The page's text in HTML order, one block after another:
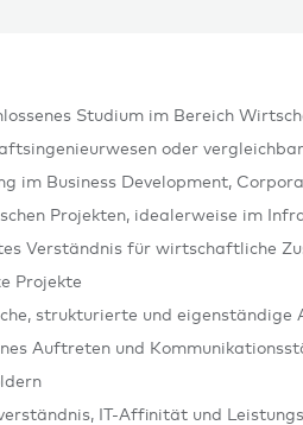
Studium im Bereich
oder vergleichbar
im Business Development,
Projekten, idealerweise im
Verständnis für wirtschaftliche
Projekte
strukturierte und eigenständige
Auftreten und
IT-Affinität und